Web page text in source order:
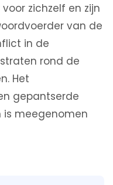
zichzelf en zijn
van de
in de
rond de
Het
gepantserde
is meegenomen